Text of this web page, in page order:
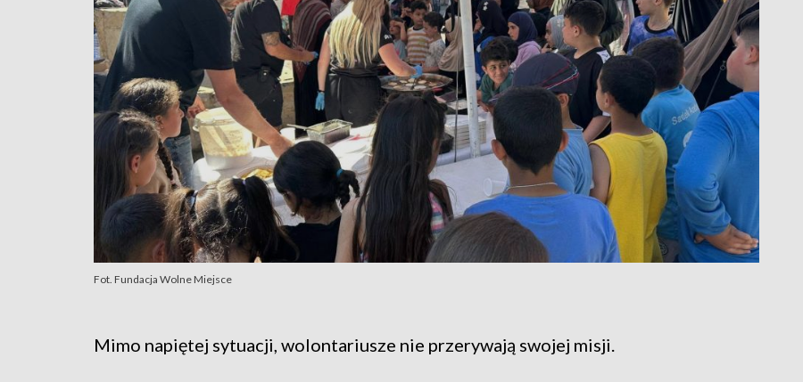
Fot. Fundacja Wolne Miejsce
Mimo napiętej sytuacji, wolontariusze nie przerywają swojej misji.